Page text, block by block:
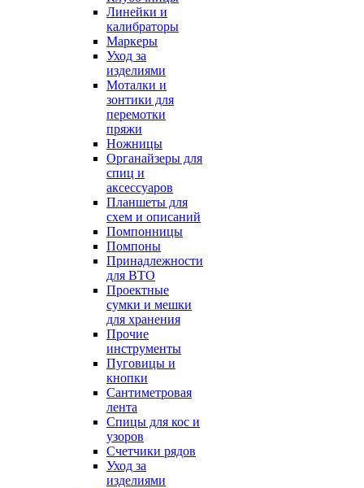
Линейки и
калибраторы
Маркеры
Уход за
изделиями
Моталки и
зонтики для
перемотки
пряжи
Ножницы
Органайзеры для
спиц и
аксессуаров
Планшеты для
схем и описаний
Помпонницы
Помпоны
Принадлежности
для ВТО
Проектные
сумки и мешки
для хранения
Прочие
инструменты
Пуговицы и
кнопки
Сантиметровая
лента
Спицы для кос и
узоров
Счетчики рядов
Уход за
изделиями